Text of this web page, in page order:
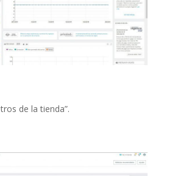
de la tienda”.